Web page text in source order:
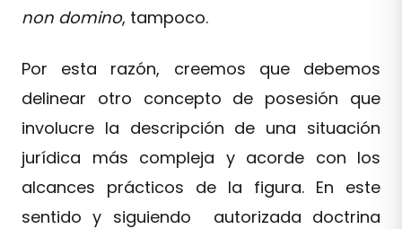
non domino, tampoco.
Por esta razón, creemos que debemos
delinear otro concepto de posesión que
involucre la descripción de una situación
jurídica más compleja y acorde con los
alcances prácticos de la figura. En este
sentido y siguiendo autorizada doctrina